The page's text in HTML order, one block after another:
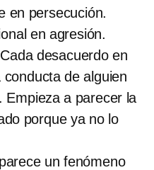
en persecución.
en agresión.
desacuerdo en
de alguien
Empieza a parecer la
porque ya no lo
un fenómeno